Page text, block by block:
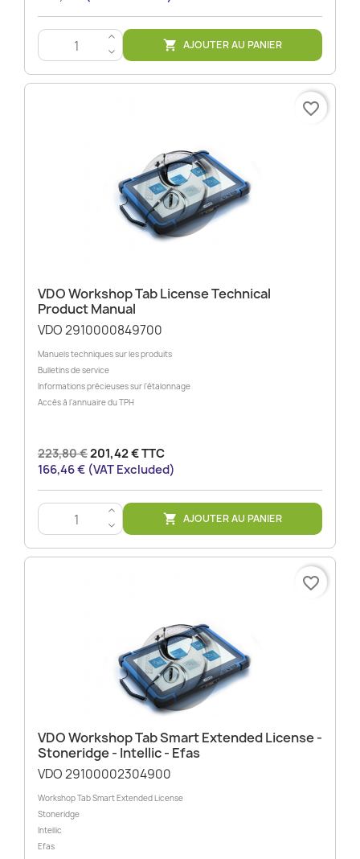
>
<
 AJOUTER AU PANIER
VDO Workshop Tab License Technical
Product Manual
VDO 2910000849700
Manuels techniques sur les produits
Bulletins de service
Informations précieuses sur l'étalonnage
Accès à l'annuaire du TPH
223,80 €201,42 € TTC
166,46 € (VAT Excluded)
>
<
 AJOUTER AU PANIER
favorite_border
VDO Workshop Tab Smart Extended License -
Stoneridge - Intellic - Efas
VDO 29100002304900
Workshop Tab Smart Extended License
Stoneridge
Intellic
Efas
favorite_border